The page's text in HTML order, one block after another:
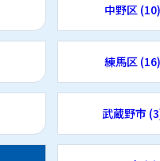
中野区 (10)
練馬区 (16)
武蔵野市